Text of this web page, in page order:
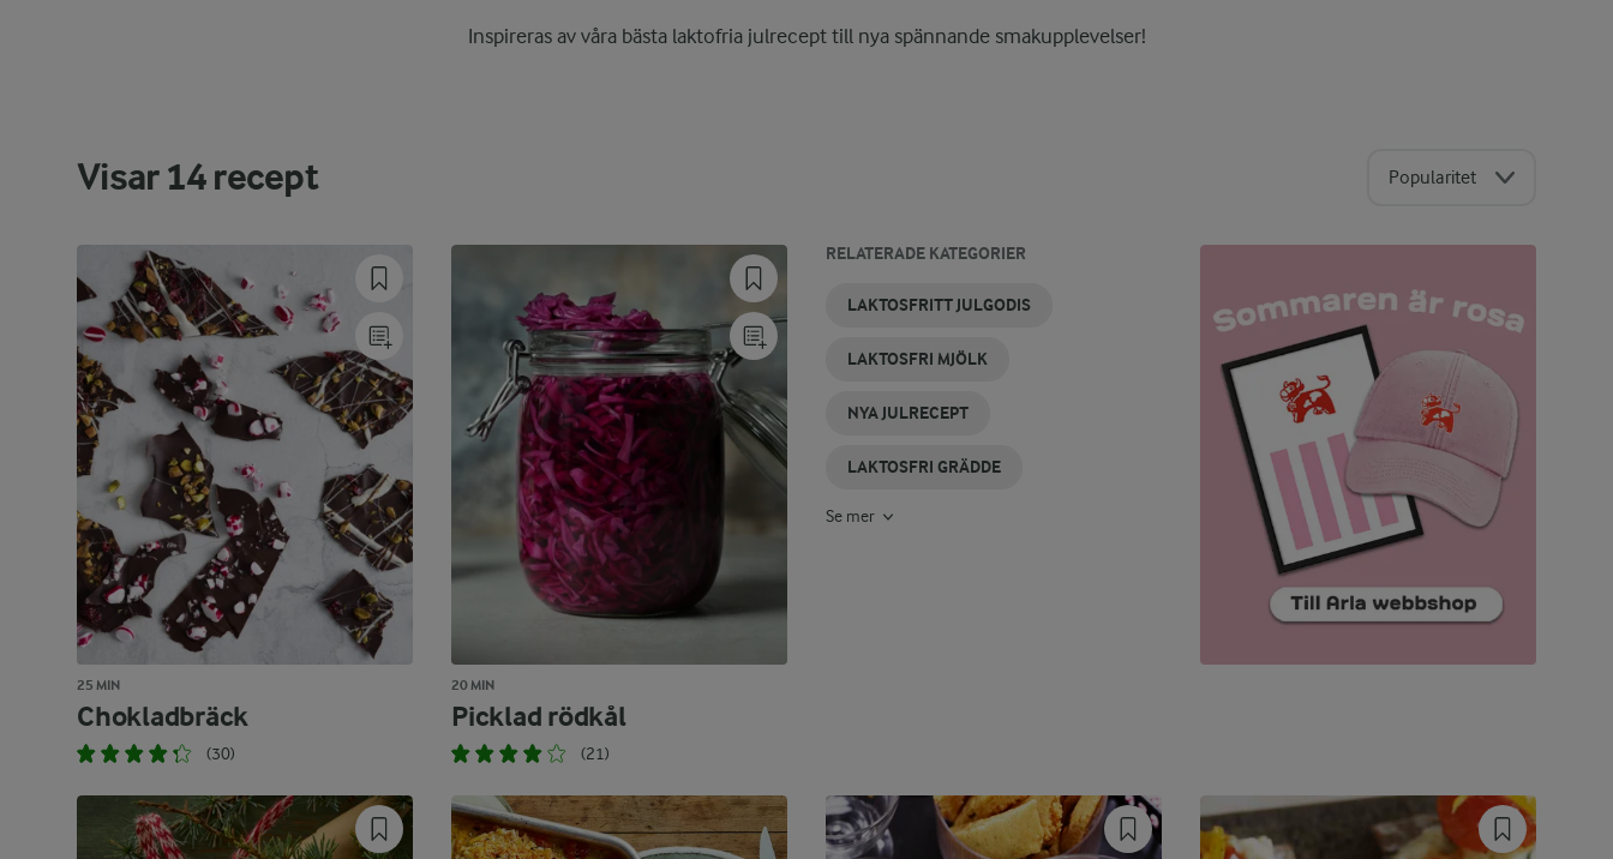
Inspireras av våra bästa laktofria julrecept till nya spännande smakupplevelser!
Visar14recept Popularitet
25 MIN
Chokladbräck
(30)
20 MIN
Picklad rödkål
(21)
RELATERADE KATEGORIER
LAKTOSFRITT JULGODIS
LAKTOSFRI MJÖLK
NYA JULRECEPT
LAKTOSFRI GRÄDDE
LAKTOSFRI
KVARG
LAKTOSFRI
YOGHURT
JULSKINKA
JULGODIS
LAKTOSFRI
JULKORV
Se mer